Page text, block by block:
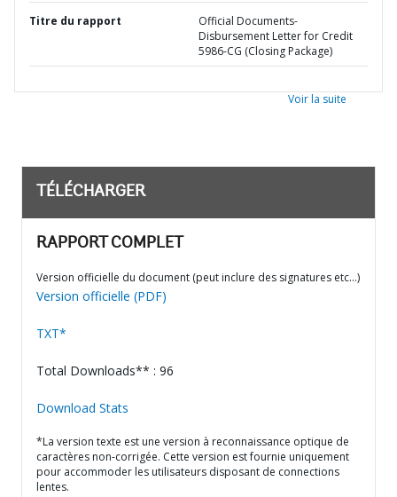
Titre du rapport
Official Documents-
Disbursement Letter for Credit
5986-CG (Closing Package)
Voir la suite
TÉLÉCHARGER
RAPPORT COMPLET
Version officielle du document (peut inclure des signatures etc…)
Version officielle (PDF)
TXT*
Total Downloads** : 96
Download Stats
*La version texte est une version à reconnaissance optique de
caractères non-corrigée. Cette version est fournie uniquement
pour accommoder les utilisateurs disposant de connections
lentes.